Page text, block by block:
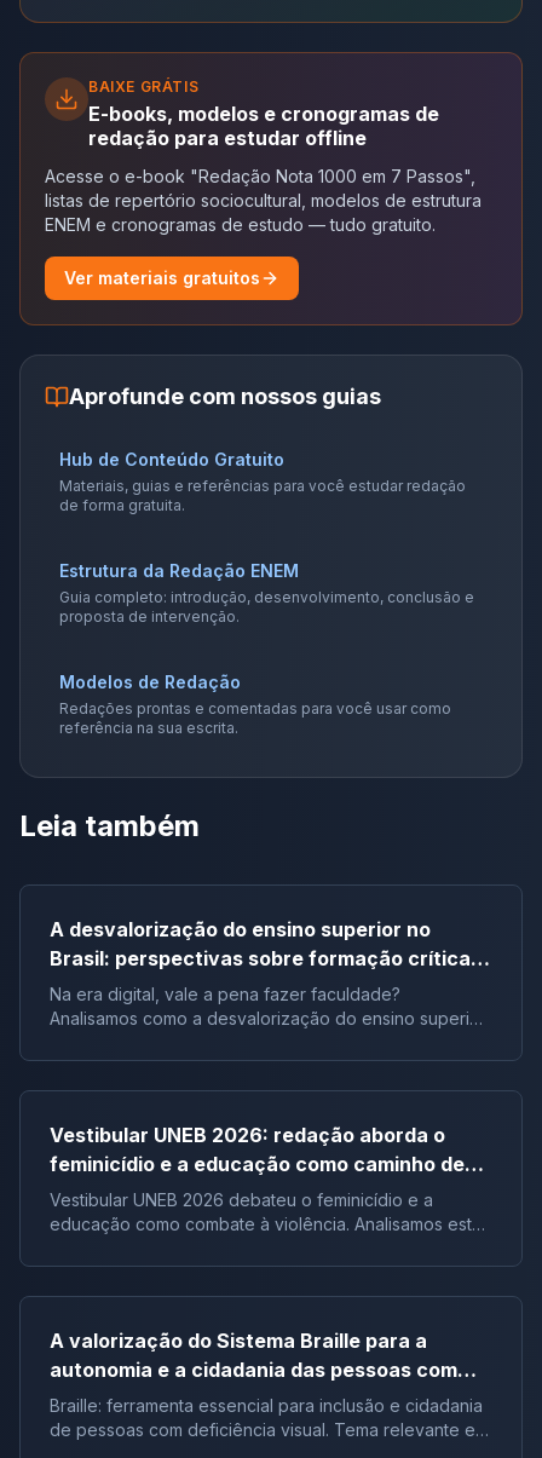
BAIXE GRÁTIS
E-books, modelos e cronogramas de
redação para estudar offline
Acesse o e-book "Redação Nota 1000 em 7 Passos",
listas de repertório sociocultural, modelos de estrutura
ENEM e cronogramas de estudo — tudo gratuito.
Ver materiais gratuitos
Aprofunde com nossos guias
Hub de Conteúdo Gratuito
Materiais, guias e referências para você estudar redação
de forma gratuita.
Estrutura da Redação ENEM
Guia completo: introdução, desenvolvimento, conclusão e
proposta de intervenção.
Modelos de Redação
Redações prontas e comentadas para você usar como
referência na sua escrita.
Leia também
A desvalorização do ensino superior no
Brasil: perspectivas sobre formação crítica e
influência digital |Tema de redação
Na era digital, vale a pena fazer faculdade?
Analisamos como a desvalorização do ensino superior
Brasil.
Vestibular UNEB 2026: redação aborda o
feminicídio e a educação como caminho de
combate à violência
Vestibular UNEB 2026 debateu o feminicídio e a
educação como combate à violência. Analisamos este
para futuras pautas sociais.
A valorização do Sistema Braille para a
autonomia e a cidadania das pessoas com
deficiência visual no Brasil |Tema de redação
Braille: ferramenta essencial para inclusão e cidadania
de pessoas com deficiência visual. Tema relevante em